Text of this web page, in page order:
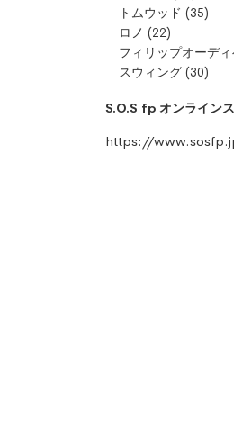
トムウッド (35)
ロノ (22)
フィリップオーデ
スウィング (30)
S.O.S fp オンライン
https://